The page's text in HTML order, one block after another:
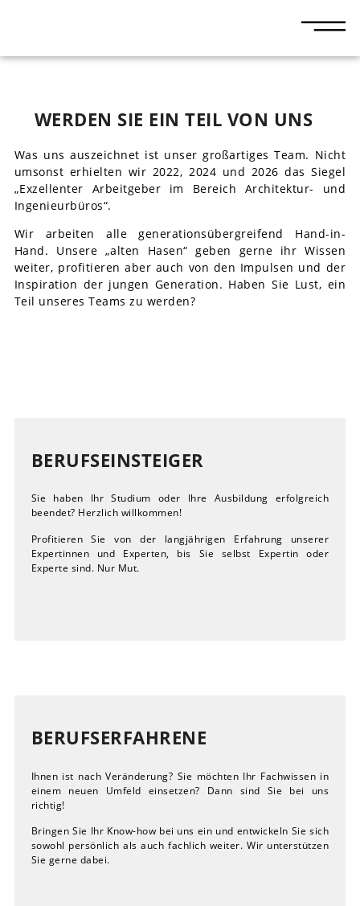
WERDEN SIE EIN TEIL VON UNS
Was uns auszeichnet ist unser großartiges Team. Nicht
umsonst erhielten wir 2022, 2024 und 2026 das Siegel
„Exzellenter Arbeitgeber im Bereich Architektur- und
Ingenieurbüros“.
Wir arbeiten alle generationsübergreifend Hand-in-
Hand. Unsere „alten Hasen“ geben gerne ihr Wissen
weiter, profitieren aber auch von den Impulsen und der
Inspiration der jungen Generation. Haben Sie Lust, ein
Teil unseres Teams zu werden?
BERUFSEINSTEIGER
Sie haben Ihr Studium oder Ihre Ausbildung erfolgreich
beendet? Herzlich willkommen!
Profitieren Sie von der langjährigen Erfahrung unserer
Expertinnen und Experten, bis Sie selbst Expertin oder
Experte sind. Nur Mut.
BERUFSERFAHRENE
Ihnen ist nach Veränderung? Sie möchten Ihr Fachwissen in
einem neuen Umfeld einsetzen? Dann sind Sie bei uns
richtig!
Bringen Sie Ihr Know-how bei uns ein und entwickeln Sie sich
sowohl persönlich als auch fachlich weiter. Wir unterstützen
Sie gerne dabei.